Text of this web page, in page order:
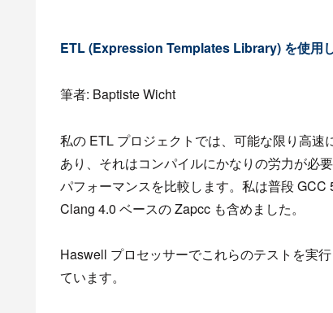
ETL (Expression Templates Library) を使用
筆者: Baptiste Wicht
私の ETL プロジェクトでは、可能な限り高
あり、それはコンパイルにかなりの労力が必
パフォーマンスを比較します。私は普段
Clang 4.0 ベースの Zapcc も含めました。
Haswell プロセッサーでこれらのテストを実
ています。